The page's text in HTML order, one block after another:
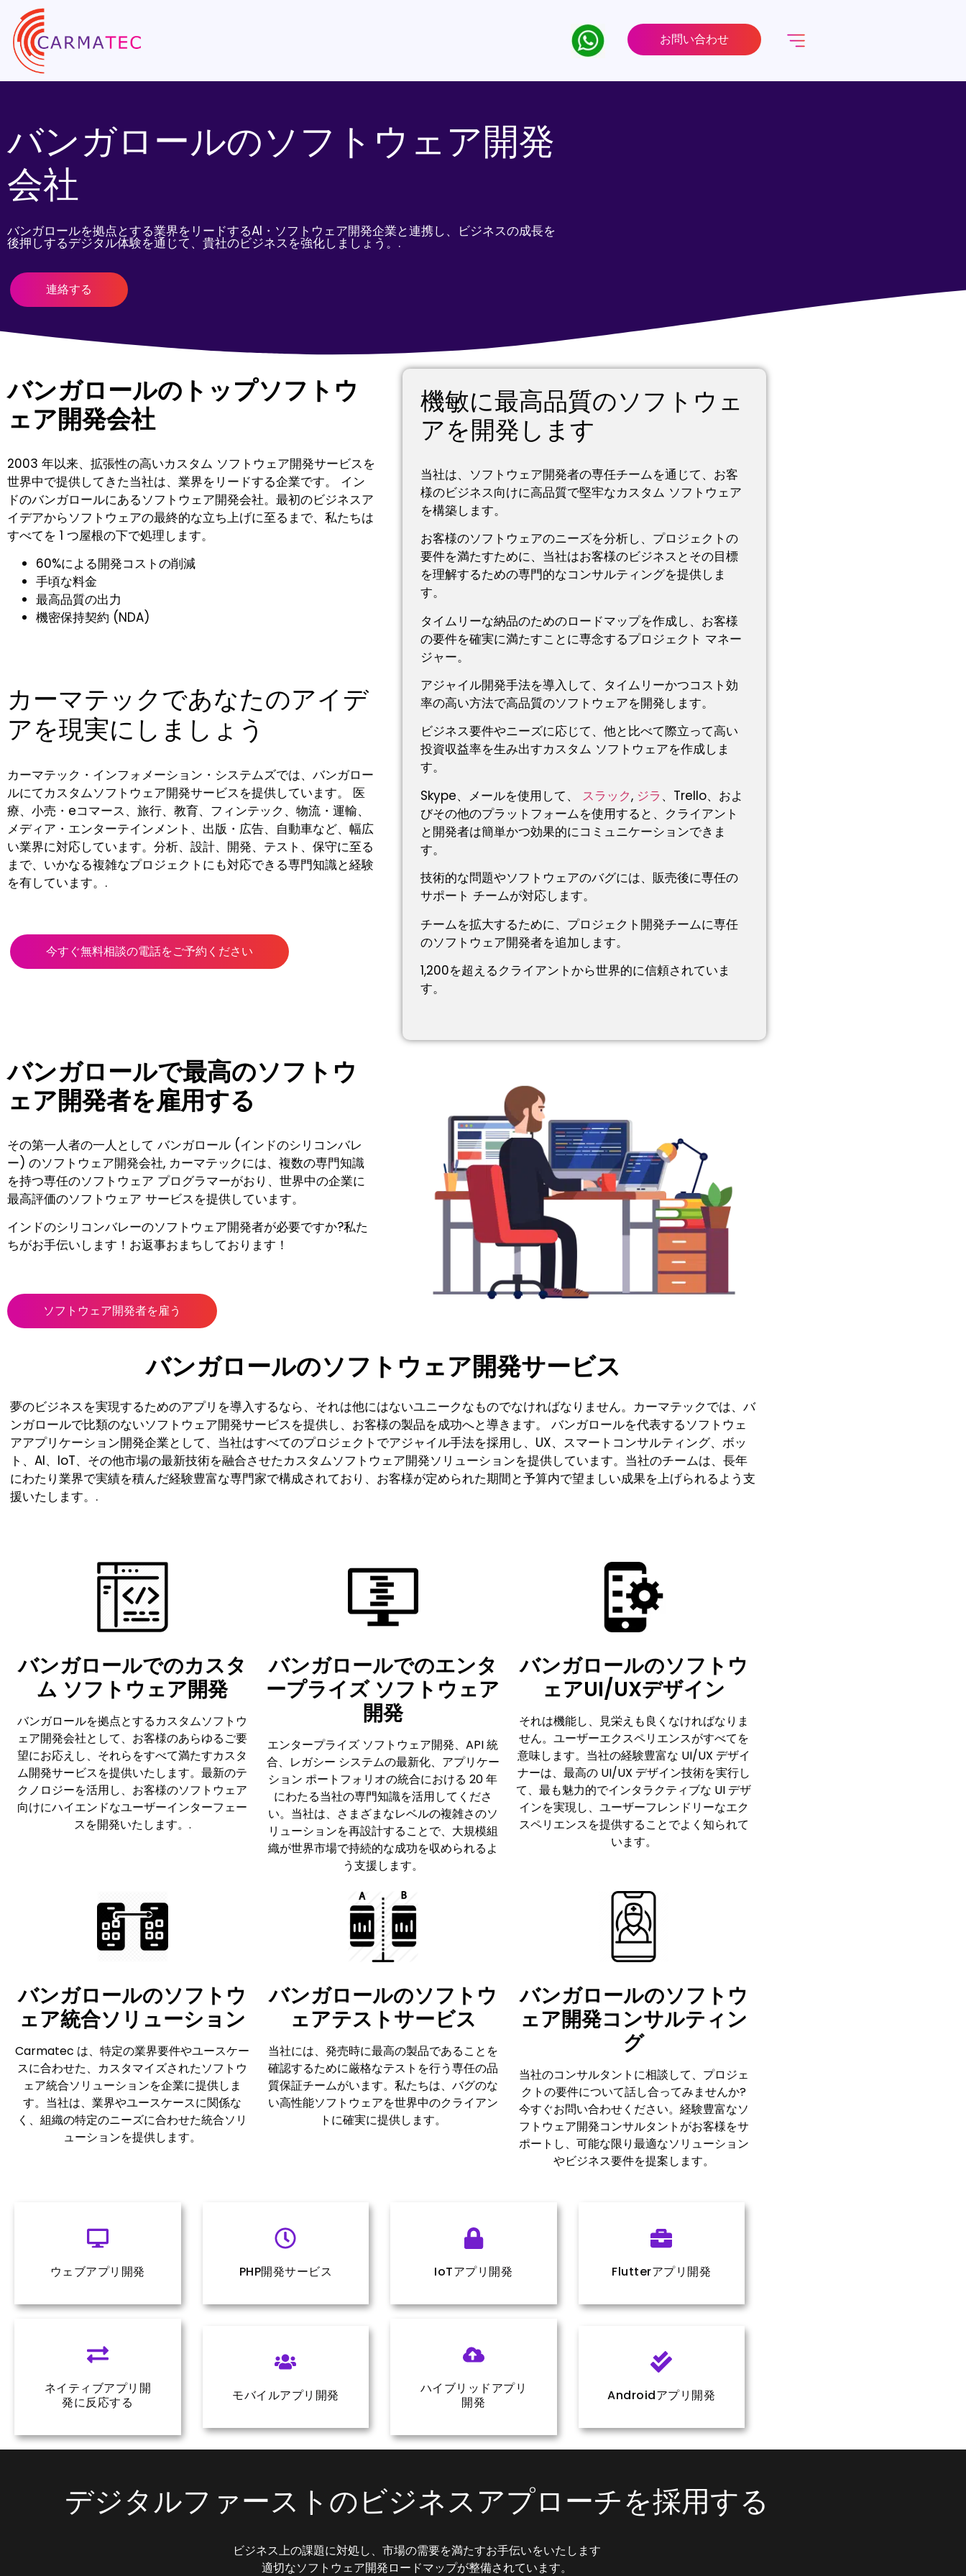
お問い合わせ
バンガロールのソフトウェア開発
会社
バンガロールを拠点とする業界をリードするAI・ソフトウェア開発企業と連携し、ビジネスの成長を
後押しするデジタル体験を通じて、貴社のビジネスを強化しましょう。.
連絡する
バンガロールのトップソフトウ
ェア開発会社
2003 年以来、拡張性の高いカスタム ソフトウェア開発サービスを
世界中で提供してきた当社は、業界をリードする企業です。 イン
ドのバンガロールにあるソフトウェア開発会社。最初のビジネスア
イデアからソフトウェアの最終的な立ち上げに至るまで、私たちは
すべてを 1 つ屋根の下で処理します。
60%による開発コストの削減
手頃な料金
最高品質の出力
機密保持契約 (NDA)
カーマテックであなたのアイデ
アを現実にしましょう
カーマテック・インフォメーション・システムズでは、バンガロー
ルにてカスタムソフトウェア開発サービスを提供しています。
医
療、小売・eコマース、旅行、教育、フィンテック、物流・運輸、
メディア・エンターテインメント、出版・広告、自動車など、幅広
い業界に対応しています。分析、設計、開発、テスト、保守に至る
まで、いかなる複雑なプロジェクトにも対応できる専門知識と経験
を有しています。.
今すぐ無料相談の電話をご予約ください
機敏に最高品質のソフトウェ
アを開発します
当社は、ソフトウェア開発者の専任チームを通じて、お客
様のビジネス向けに高品質で堅牢なカスタム ソフトウェア
を構築します。
お客様のソフトウェアのニーズを分析し、プロジェクトの
要件を満たすために、当社はお客様のビジネスとその目標
を理解するための専門的なコンサルティングを提供しま
す。
タイムリーな納品のためのロードマップを作成し、お客様
の要件を確実に満たすことに専念するプロジェクト マネー
ジャー。
アジャイル開発手法を導入して、タイムリーかつコスト効
率の高い方法で高品質のソフトウェアを開発します。
ビジネス要件やニーズに応じて、他と比べて際立って高い
投資収益率を生み出すカスタム ソフトウェアを作成しま
す。
Skype、メールを使用して、 スラック, ジラ 、Trello、およ
びその他のプラットフォームを使用すると、クライアント
と開発者は簡単かつ効果的にコミュニケーションできま
す。
技術的な問題やソフトウェアのバグには、販売後に専任の
サポート チームが対応します。
チームを拡大するために、プロジェクト開発チームに専任
のソフトウェア開発者を追加します。
1,200を超えるクライアントから世界的に信頼されていま
す。
バンガロールで最高のソフトウ
ェア開発者を雇用する
その第一人者の一人として バンガロール (インドのシリコンバレ
ー) のソフトウェア開発会社, カーマテックには、複数の専門知識
を持つ専任のソフトウェア プログラマーがおり、世界中の企業に
最高評価のソフトウェア サービスを提供しています。
インドのシリコンバレーのソフトウェア開発者が必要ですか?私た
ちがお手伝いします！お返事おまちしております！
ソフトウェア開発者を雇う
バンガロールのソフトウェア開発サービス
夢のビジネスを実現するためのアプリを導入するなら、それは他にはないユニークなものでなければなりません。カーマテックでは、バ
ンガロールで比類のないソフトウェア開発サービスを提供し、お客様の製品を成功へと導きます。 バンガロールを代表するソフトウェ
アアプリケーション開発企業として、当社はすべてのプロジェクトでアジャイル手法を採用し、UX、スマートコンサルティング、ボッ
ト、AI、IoT、その他市場の最新技術を融合させたカスタムソフトウェア開発ソリューションを提供しています。当社のチームは、長年
にわたり業界で実績を積んだ経験豊富な専門家で構成されており、お客様が定められた期間と予算内で望ましい成果を上げられるよう支
援いたします。.
バンガロールでのカスタ
ム ソフトウェア開発
バンガロールを拠点とするカスタムソフトウ
ェア開発会社として、お客様のあらゆるご要
望にお応えし、それらをすべて満たすカスタ
ム開発サービスを提供いたします。最新のテ
クノロジーを活用し、お客様のソフトウェア
向けにハイエンドなユーザーインターフェー
スを開発いたします。.
バンガロールでのエンタ
ープライズ ソフトウェア
開発
エンタープライズ ソフトウェア開発、API 統
合、レガシー システムの最新化、アプリケー
ション ポートフォリオの統合における 20 年
にわたる当社の専門知識を活用してくださ
い。当社は、さまざまなレベルの複雑さのソ
リューションを再設計することで、大規模組
織が世界市場で持続的な成功を収められるよ
う支援します。
バンガロールのソフトウ
ェアUI/UXデザイン
それは機能し、見栄えも良くなければなりま
せん。ユーザーエクスペリエンスがすべてを
意味します。当社の経験豊富な UI/UX デザイ
ナーは、最高の UI/UX デザイン技術を実行し
て、最も魅力的でインタラクティブな UI デザ
インを実現し、ユーザーフレンドリーなエク
スペリエンスを提供することでよく知られて
います。
バンガロールのソフトウ
ェア統合ソリューション
Carmatec は、特定の業界要件やユースケー
スに合わせた、カスタマイズされたソフトウ
ェア統合ソリューションを企業に提供しま
す。当社は、業界やユースケースに関係な
く、組織の特定のニーズに合わせた統合ソリ
ューションを提供します。
バンガロールのソフトウ
ェアテストサービス
当社には、発売時に最高の製品であることを
確認するために厳格なテストを行う専任の品
質保証チームがいます。私たちは、バグのな
い高性能ソフトウェアを世界中のクライアン
トに確実に提供します。
バンガロールのソフトウ
ェア開発コンサルティン
グ
当社のコンサルタントに相談して、プロジェ
クトの要件について話し合ってみませんか?
今すぐお問い合わせください。経験豊富なソ
フトウェア開発コンサルタントがお客様をサ
ポートし、可能な限り最適なソリューション
やビジネス要件を提案します。
ウェブアプリ開発 PHP開発サービス IoTアプリ開発 Flutterアプリ開発
ネイティブアプリ開
発に反応する
モバイルアプリ開発
ハイブリッドアプリ
開発
Androidアプリ開発
デジタルファーストのビジネスアプローチを採用する
ビジネス上の課題に対処し、市場の需要を満たすお手伝いをいたします
適切なソフトウェア開発ロードマップが整備されています。